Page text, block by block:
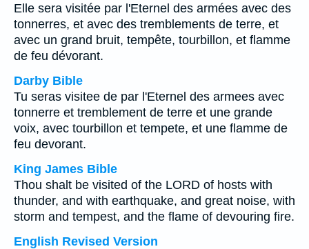
Elle sera visitée par l'Eternel des armées avec des
tonnerres, et avec des tremblements de terre, et
avec un grand bruit, tempête, tourbillon, et flamme
de feu dévorant.
Darby Bible
Tu seras visitee de par l'Eternel des armees avec
tonnerre et tremblement de terre et une grande
voix, avec tourbillon et tempete, et une flamme de
feu devorant.
King James Bible
Thou shalt be visited of the LORD of hosts with
thunder, and with earthquake, and great noise, with
storm and tempest, and the flame of devouring fire.
English Revised Version